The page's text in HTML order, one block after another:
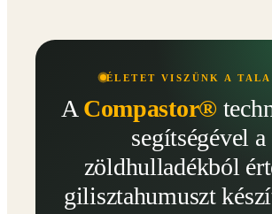
ÉLETET VISZÜNK A
A Compastor®
segítségével a
zöldhulladékból
gilisztahumuszt